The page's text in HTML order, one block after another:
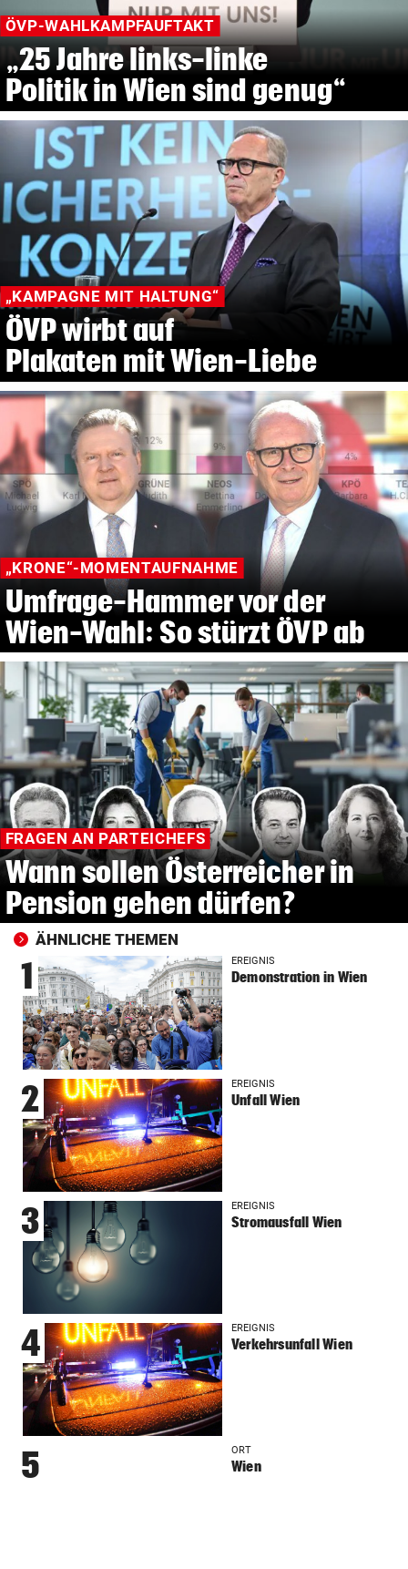
ÖVP-WAHLKAMPFAUFTAKT
„25 Jahre links-linke
Politik in Wien sind genug“
„KAMPAGNE MIT HALTUNG“
ÖVP wirbt auf
Plakaten mit Wien-Liebe
„KRONE“-MOMENTAUFNAHME
Umfrage-Hammer vor der
Wien-Wahl: So stürzt ÖVP ab
FRAGEN AN PARTEICHEFS
Wann sollen Österreicher in
Pension gehen dürfen?
ÄHNLICHE THEMEN
1 EREIGNIS
Demonstration in Wien
2 EREIGNIS
Unfall Wien
3 EREIGNIS
Stromausfall Wien
4 EREIGNIS
Verkehrsunfall Wien
5 ORT
Wien